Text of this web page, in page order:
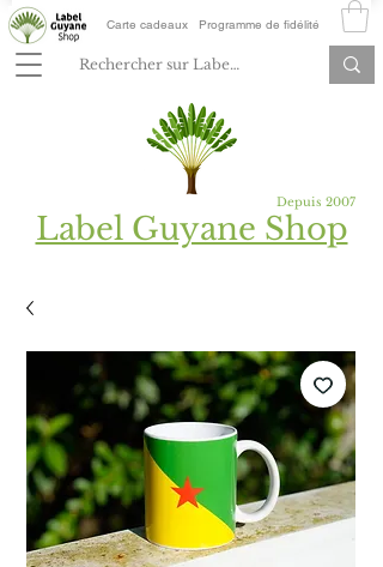
Carte cadeaux Programme de fidélité
Depuis 2007
Label Guyane Shop